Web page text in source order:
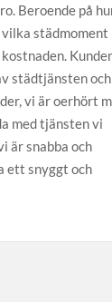
Beroende på
vilka städmoment
städtjänsten och
vi är oerhört
med tjänsten vi
är snabba och
ett snyggt och